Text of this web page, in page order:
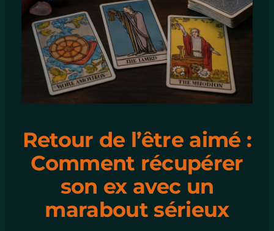
Retour de l’être aimé :
Comment récupérer
son ex avec un
marabout sérieux